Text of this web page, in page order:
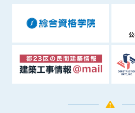
管理者は、会員の承諾なく、本サービ
廃止を含み)し、本サービスの運営を中
できるものとします。これに起因する
被った損害について管理者は､一切の責
第9条（会員の個人情報）
会員の氏名、住所、性別、年齢、メール
ビスの提供に関連して管理者が知り得
する場合を除き、第三者に開示または